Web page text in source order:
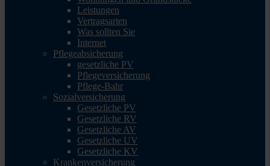
Leistungen
Vertragsarten
Was sollten Sie
Internet
Pflegeabsicherung
gesetzliche PV
Pflegeversicherung
Pflege-Bahr
Sozialversicherung
Gesetzliche PV
Gesetzliche RV
Gesetzliche AV
Gesetzliche UV
Gesetzliche KV
Krankenversicherung